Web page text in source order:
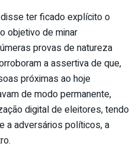
ter ficado explícito o
objetivo de minar
provas de natureza
a assertiva de que,
próximas ao hoje
de modo permanente,
digital de eleitores, tendo
a adversários políticos, a